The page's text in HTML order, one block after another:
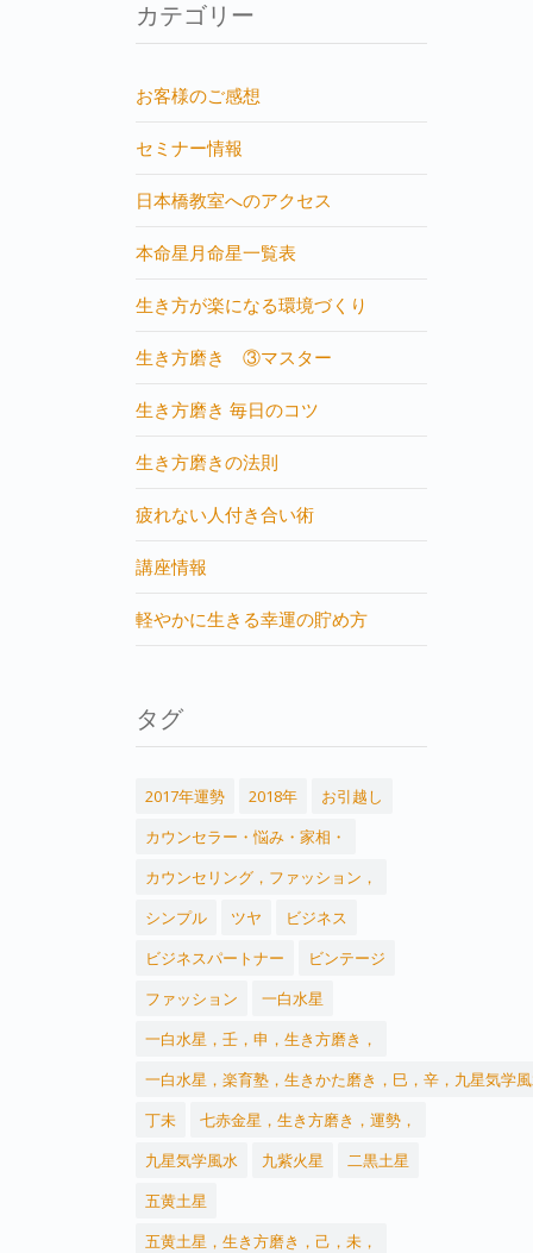
カテゴリー
お客様のご感想
セミナー情報
日本橋教室へのアクセス
本命星月命星一覧表
生き方が楽になる環境づくり
生き方磨き ③マスター
生き方磨き 毎日のコツ
生き方磨きの法則
疲れない人付き合い術
講座情報
軽やかに生きる幸運の貯め方
タグ
2017年運勢 2018年
お引越し
カウンセラー・悩み・家相・
カウンセリング，ファッション，
シンプル
ツヤ
ビジネス
ビジネスパートナー
ビンテージ
ファッション
一白水星
一白水星，壬，申，生き方磨き，
一白水星，楽育塾，生きかた磨き，巳，辛，九星気学
丁未
七赤金星，生き方磨き，運勢，
九星気学風水
九紫火星
二黒土星
五黄土星
五黄土星，生き方磨き，己，未，